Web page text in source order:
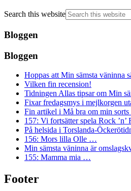
Search this website
Bloggen
Bloggen
Hoppas att Min sämsta väninna
Vilken fin recension!
Tidningen Allas tipsar om Min
Fixar fredagsmys i mejlkorgen
Fin artikel i Må bra om min sorts
157: Vi fortsätter spela Rock
På helsida i Torslanda-
156: Mors lilla Olle …
Min sämsta väninna är
155: Mamma mia …
Footer